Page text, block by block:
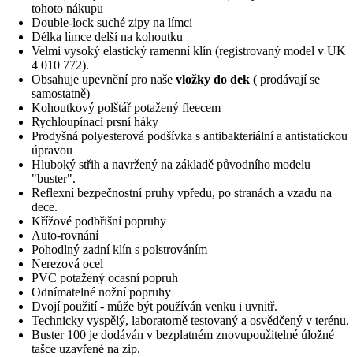
tohoto nákupu
Double-lock suché zipy na límci
Délka límce delší na kohoutku
Velmi vysoký elastický ramenní klín (registrovaný model v UK
4 010 772).
Obsahuje upevnění pro naše vložky do dek ( prodávají se
samostatně)
Kohoutkový polštář potažený fleecem
Rychloupínací prsní háky
Prodyšná polyesterová podšívka s antibakteriální a antistatickou
úpravou
Hluboký střih a navržený na základě původního modelu
"buster".
Reflexní bezpečnostní pruhy vpředu, po stranách a vzadu na
dece.
Křížové podbřišní popruhy
Auto-rovnání
Pohodlný zadní klín s polstrováním
Nerezová ocel
PVC potažený ocasní popruh
Odnímatelné nožní popruhy
Dvojí použití - může být používán venku i uvnitř.
Technicky vyspělý, laboratorně testovaný a osvědčený v terénu.
Buster 100 je dodáván v bezplatném znovupoužitelné úložné
tašce uzavřené na zip.